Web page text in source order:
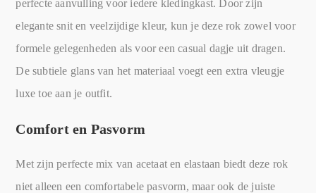
perfecte aanvulling voor iedere kledingkast. Door zijn
elegante snit en veelzijdige kleur, kun je deze rok zowel voor
formele gelegenheden als voor een casual dagje uit dragen.
De subtiele glans van het materiaal voegt een extra vleugje
luxe toe aan je outfit.
Comfort en Pasvorm
Met zijn perfecte mix van acetaat en elastaan biedt deze rok
niet alleen een comfortabele pasvorm, maar ook de juiste